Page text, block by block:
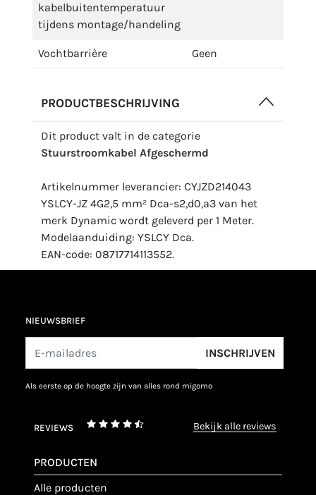
kabelbuitentemperatuur
tijdens montage/handeling
Vochtbarrière Geen
PRODUCTBESCHRIJVING
Dit product valt in de categorie
Stuurstroomkabel Afgeschermd
Artikelnummer leverancier: CYJZD214043
YSLCY-JZ 4G2,5 mm² Dca-s2,d0,a3 van het
merk Dynamic wordt geleverd per 1 Meter.
Modelaanduiding: YSLCY Dca.
EAN-code: 08717714113552.
NIEUWSBRIEF
INSCHRIJVEN
als eerste op de hoogte zijn van alles rond migomo
REVIEWS bekijk alle reviews
PRODUCTEN
alle producten